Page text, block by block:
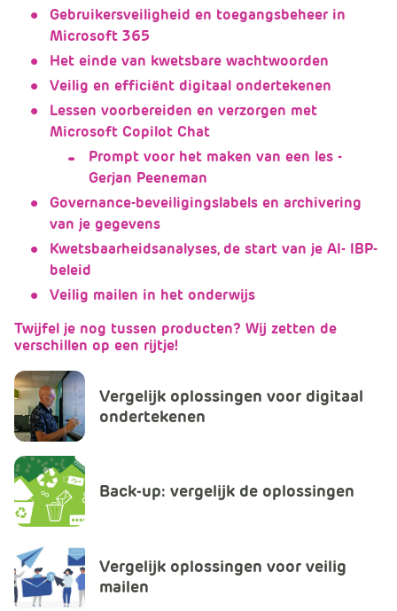
Gebruikersveiligheid en toegangsbeheer in
Microsoft 365
Het einde van kwetsbare wachtwoorden
Veilig en efficiënt digitaal ondertekenen
Lessen voorbereiden en verzorgen met
Microsoft Copilot Chat
Prompt voor het maken van een les -
Gerjan Peeneman
Governance-beveiligingslabels en archivering
van je gegevens
Kwetsbaarheidsanalyses, de start van je AI- IBP-
beleid
Veilig mailen in het onderwijs
Twijfel je nog tussen producten? Wij zetten de
verschillen op een rijtje!
Vergelijk oplossingen voor digitaal
ondertekenen
Back-up: vergelijk de oplossingen
Vergelijk oplossingen voor veilig
mailen